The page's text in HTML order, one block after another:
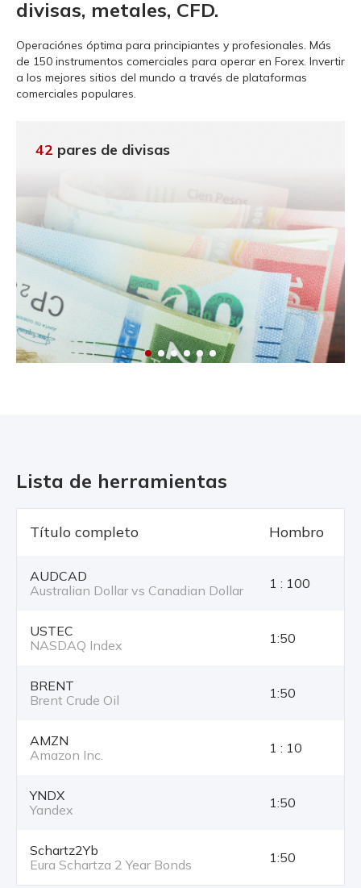
divisas, metales, CFD.
Operaciónes óptima para principiantes y profesionales. Más
de 150 instrumentos comerciales para operar en Forex. Invertir
a los mejores sitios del mundo a través de plataformas
comerciales populares.
42 pares de divisas
Lista de herramientas
Título completo Hombro
AUDCAD
Australian Dollar vs Canadian Dollar
1 : 100
USTEC
NASDAQ Index
1:50
BRENT
Brent Crude Oil
1:50
AMZN
Amazon Inc.
1 : 10
YNDX
Yandex
1:50
Schartz2Yb
Eura Schartza 2 Year Bonds
1:50